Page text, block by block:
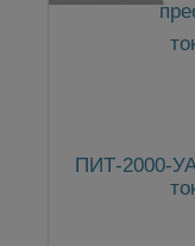
ПИТ-2000-